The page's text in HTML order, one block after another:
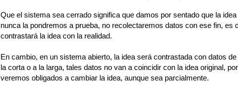
Que el sistema sea cerrado significa que damos por sentado que la
nunca la pondremos a prueba, no recolectaremos datos con ese fin, es
contrastará la idea con la realidad.
En cambio, en un sistema abierto, la idea será contrastada con datos
la corta o a la larga, tales datos no van a coincidir con la idea original,
veremos obligados a cambiar la idea, aunque sea parcialmente.